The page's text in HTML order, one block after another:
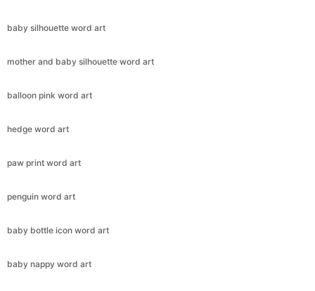
baby silhouette word art
mother and baby silhouette word art
balloon pink word art
hedge word art
paw print word art
penguin word art
baby bottle icon word art
baby nappy word art